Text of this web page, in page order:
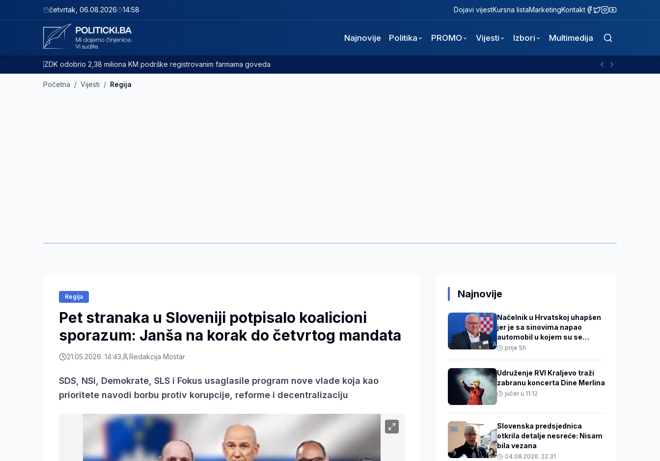
četvrtak 06.08.2026 14:58 Dojavi vijestKursna listaMarketingKontakt
Najnovije Politika PROMO Vijesti Izbori Multimedija
ZDK odobrio 2,38 miliona KM podrške registrovanim farmama goveda
Početna / Vijesti / Regija
Regija
Pet stranaka u Sloveniji potpisalo koalicioni
sporazum: Janša na korak do četvrtog mandata
21.05.2026. 14:43 Redakcija Mostar
SDS, NSi, Demokrate, SLS i Fokus usaglasile program nove vlade koja kao
prioritete navodi borbu protiv korupcije, reforme i decentralizaciju
Najnovije
Načelnik u Hrvatskoj uhapšen
jer je sa sinovima napao
automobil u kojem su se
nalazili 31-godišnjak i beba
prije 5h
Udruženje RVI Kraljevo traži
zabranu koncerta Dine Merlina
jučer u 11:12
Slovenska predsjednica
otkrila detalje nesreće: Nisam
bila vezana
04.08.2026. 22:31